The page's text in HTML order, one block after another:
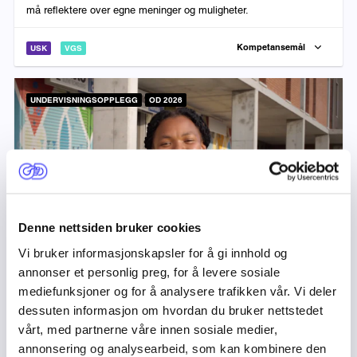
Denne nettsiden bruker cookies
Vi bruker informasjonskapsler for å gi innhold og
annonser et personlig preg, for å levere sosiale
mediefunksjoner og for å analysere trafikken vår. Vi deler
dessuten informasjon om hvordan du bruker nettstedet
vårt, med partnerne våre innen sosiale medier,
annonsering og analysearbeid, som kan kombinere den
må reflektere over egne meninger og muligheter.
USK VGS Kompetansemål
UNDERVISNINGSOPPLEGG OD 2026
Ungdomsdeltakelse i utdanning
Varighet:
60 min Fag:
Norsk, Samfunnsfagene, Historie, Demokrati og Medborgerskap
Hva skjer når unge får være med å bestemme? I dette opplegget
utforsker du ungdomsmedvirkning i utdanning gjennom OD2026